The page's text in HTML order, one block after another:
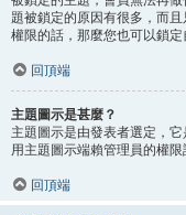
題被鎖定的原因有很多，而
權限的話，那麼您也可以鎖定
回頂端
主題圖示是甚麼？
主題圖示是由發表者選定，
用主題圖示端賴管理員的權限
回頂端